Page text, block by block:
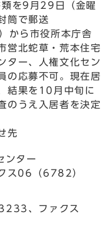
を9月29日（金曜
筒で郵送
から市役所本庁舎
営北蛇草・荒本住宅
ター、人権文化セン
の応募不可。現在居
結果を10月中旬に
のうえ入居者を決定
先
ンター
ス06（6782）
、ファクス